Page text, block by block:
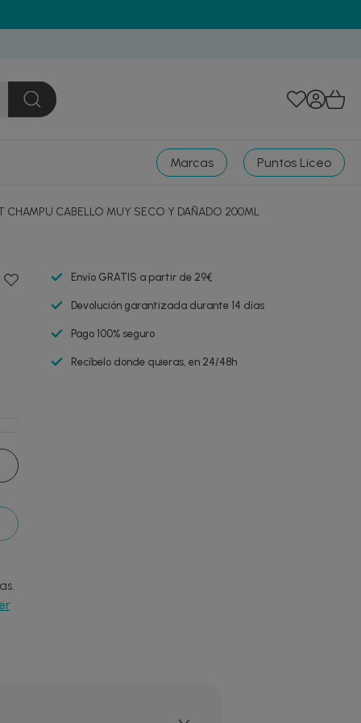
Marcas Puntos Liceo
CHAMPU CABELLO MUY SECO Y DAÑADO 200ML
Envío GRATIS a partir de 29€
Devolución garantizada durante 14 días
Pago 100% seguro
Recíbelo donde quieras, en 24/48h